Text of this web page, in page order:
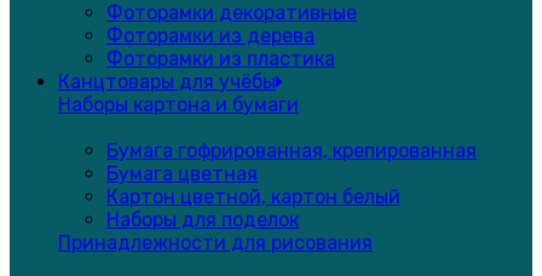
Фоторамки декоративные
Фоторамки из дерева
Фоторамки из пластика
Канцтовары для учёбы
Наборы картона и бумаги
Бумага гофрированная, крепированная
Бумага цветная
Картон цветной, картон белый
Наборы для поделок
Принадлежности для рисования